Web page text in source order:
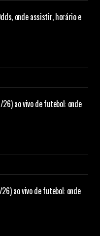
onde assistir, horário e
ao vivo de futebol: onde
ao vivo de futebol: onde